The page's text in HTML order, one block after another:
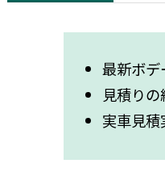
最新ボデ
見積り
実車見